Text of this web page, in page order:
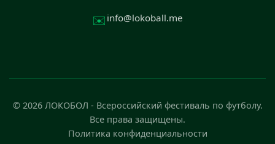
✉️ info@lokoball.me
© 2026 ЛОКОБОЛ - Всероссийский фестиваль по футболу.
Все права защищены.
Политика конфиденциальности